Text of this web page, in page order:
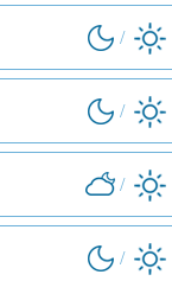
/
/
/
/